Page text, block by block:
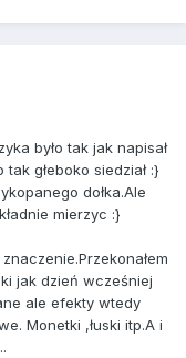
było tak jak napisał
głeboko siedział :}
dołka.Ale
mierzyc :}
jak dzień wcześniej
ale efekty wtedy
Monetki ,łuski itp.A i